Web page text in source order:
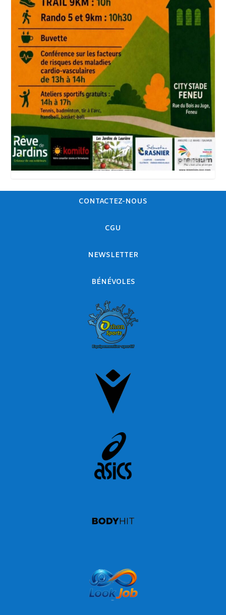
CONTACTEZ-NOUS
CGU
NEWSLETTER
BÉNÉVOLES